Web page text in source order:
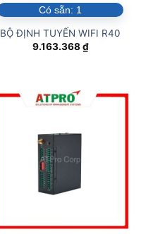
Có sẵn: 1
BỘ ĐỊNH TUYẾN WIFI R40
9.163.368₫